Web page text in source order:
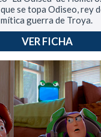
se topa Odiseo, rey
guerra de Troya.
VER FICHA